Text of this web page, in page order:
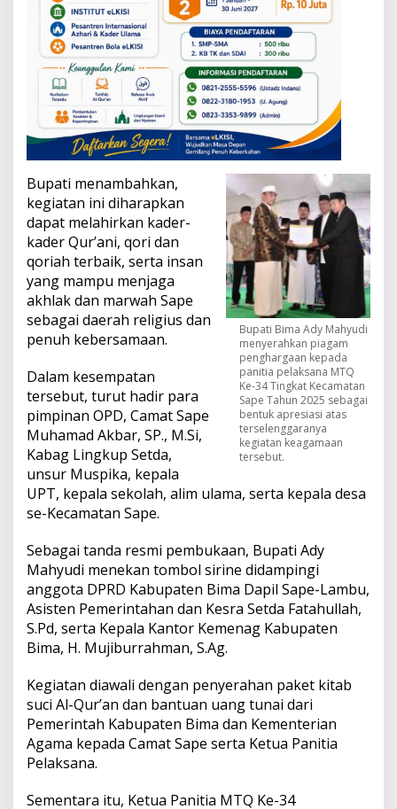
Bupati Bima Ady Mahyudi
menyerahkan piagam
penghargaan kepada
panitia pelaksana MTQ
Ke-34 Tingkat Kecamatan
Sape Tahun 2025 sebagai
bentuk apresiasi atas
terselenggaranya
kegiatan keagamaan
tersebut.
Bupati menambahkan,
kegiatan ini diharapkan
dapat melahirkan kader-
kader Qur’ani, qori dan
qoriah terbaik, serta insan
yang mampu menjaga
akhlak dan marwah Sape
sebagai daerah religius dan
penuh kebersamaan.
Dalam kesempatan
tersebut, turut hadir para
pimpinan OPD, Camat Sape
Muhamad Akbar, SP., M.Si,
Kabag Lingkup Setda,
unsur Muspika, kepala
UPT, kepala sekolah, alim ulama, serta kepala desa
se-Kecamatan Sape.
Sebagai tanda resmi pembukaan, Bupati Ady
Mahyudi menekan tombol sirine didampingi
anggota DPRD Kabupaten Bima Dapil Sape-Lambu,
Asisten Pemerintahan dan Kesra Setda Fatahullah,
S.Pd, serta Kepala Kantor Kemenag Kabupaten
Bima, H. Mujiburrahman, S.Ag.
Kegiatan diawali dengan penyerahan paket kitab
suci Al-Qur’an dan bantuan uang tunai dari
Pemerintah Kabupaten Bima dan Kementerian
Agama kepada Camat Sape serta Ketua Panitia
Pelaksana.
Sementara itu, Ketua Panitia MTQ Ke-34